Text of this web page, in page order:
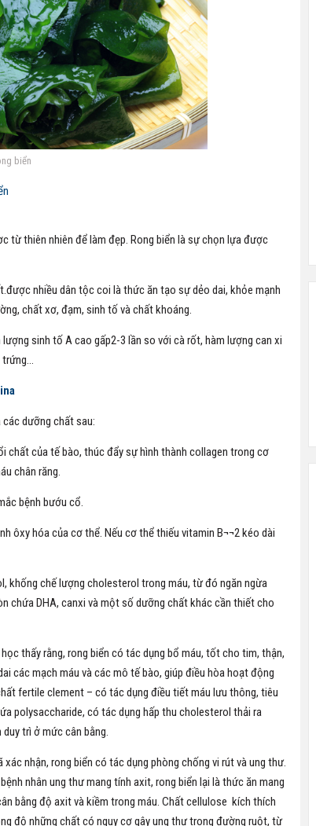
biển
từ thiên nhiên để làm đẹp. Rong biển là sự chọn lựa được
nhiều dân tộc coi là thức ăn tạo sự dẻo dai, khỏe mạnh
chất xơ, đạm, sinh tố và chất khoáng.
sinh tố A cao gấp2-3 lần so với cà rốt, hàm lượng can xi
trứng…
dưỡng chất sau:
của tế bào, thúc đẩy sự hình thành collagen trong cơ
chân răng.
bệnh bướu cổ.
ôxy hóa của cơ thể. Nếu cơ thể thiếu vitamin B¬¬2 kéo dài
khống chế lượng cholesterol trong máu, từ đó ngăn ngừa
chứa DHA, canxi và một số dưỡng chất khác cần thiết cho
thấy rằng, rong biển có tác dụng bổ máu, tốt cho tim, thận,
các mạch máu và các mô tế bào, giúp điều hòa hoạt động
fertile clement – có tác dụng điều tiết máu lưu thông, tiêu
polysaccharide, có tác dụng hấp thu cholesterol thải ra
trì ở mức cân bằng.
nhận, rong biển có tác dụng phòng chống vi rút và ung thư.
nhân ung thư mang tính axit, rong biển lại là thức ăn mang
bằng độ axit và kiềm trong máu. Chất cellulose kích thích
độ những chất có nguy cơ gây ung thư trong đường ruột, từ